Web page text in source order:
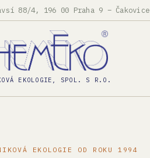
88/4, 196 00 Praha 9 – Čakovice
EKOLOGIE, SPOL. S R.O.
EKOLOGIE OD ROKU 1994